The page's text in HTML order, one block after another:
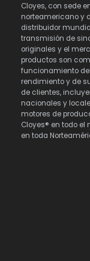
Cloyes, con sede
norteamericano y
distribuidor
transmisión de
originales y el
productos son
funcionamiento
rendimiento y de
de clientes,
nacionales y
motores de
Cloyes® en todo el
en toda